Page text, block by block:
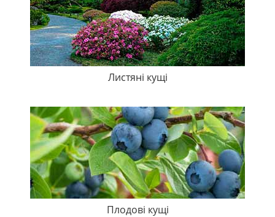
Листяні кущі
Плодові кущі